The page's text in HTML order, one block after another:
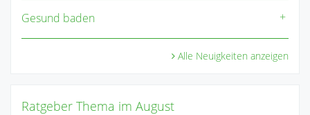
Gesund baden
Alle Neuigkeiten anzeigen
Ratgeber Thema im August